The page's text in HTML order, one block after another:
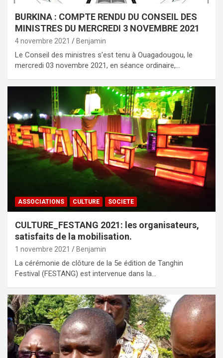
BURKINA : COMPTE RENDU DU CONSEIL DES
MINISTRES DU MERCREDI 3 NOVEMBRE 2021
4 novembre 2021 Benjamin
Le Conseil des ministres s’est tenu à Ouagadougou, le
mercredi 03 novembre 2021, en séance ordinaire,…
ASSOCIATIONS CULTURE SOCIETE
CULTURE_FESTANG 2021: les organisateurs,
satisfaits de la mobilisation.
1 novembre 2021 Benjamin
La cérémonie de clôture de la 5e édition de Tanghin
Festival (FESTANG) est intervenue dans la…